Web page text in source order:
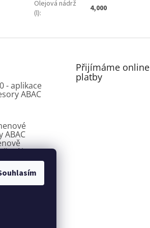
Olejová nádrž
(l): 4,000
- aplikace
ABAC
ABAC
bez
CROSS
Přijímáme online
platby